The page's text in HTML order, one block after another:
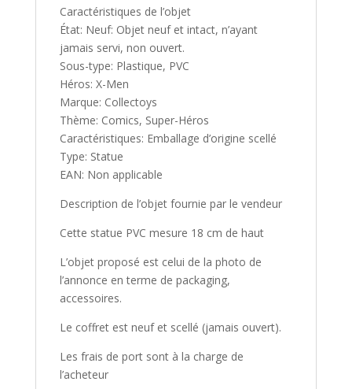
Caractéristiques de l’objet
État: Neuf: Objet neuf et intact, n’ayant
jamais servi, non ouvert.
Sous-type: Plastique, PVC
Héros: X-Men
Marque: Collectoys
Thème: Comics, Super-Héros
Caractéristiques: Emballage d’origine scellé
Type: Statue
EAN: Non applicable
Description de l’objet fournie par le vendeur
Cette statue PVC mesure 18 cm de haut
L’objet proposé est celui de la photo de
l’annonce en terme de packaging,
accessoires.
Le coffret est neuf et scellé (jamais ouvert).
Les frais de port sont à la charge de
l’acheteur